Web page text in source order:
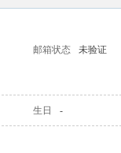
邮箱状态 未验证
生日 -